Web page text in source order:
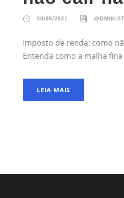
20/05/2021
Imposto de renda: como
Entenda como a malha
LEIA MAIS